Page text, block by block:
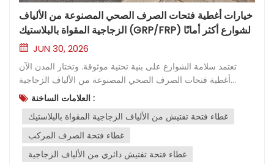
خيارات أغطية فتحات الصرف الصحي المصنوعة من الألياف
الزجاجية المقواة بالبلاستيك (GRP/FRP) لشوارع أكثر أمانًا
JUN 30, 2026
تعتمد سلامة الشوارع على بنية تحتية موثوقة. وتختار المدن الآن أغطية فتحات الصرف الصحي المصنوعة من الألياف الزجاجية المقواة بالبلاستيك (GRP/FRP) لما تتميز به من قوة ومقاومة للتآكل ومنع للسرقة. غطاء فتحة الصرف الصحي من شركة FEILONG بقطر 700 مم وطول 70 مم، مطابق للمواصفة الأوروبية EN124. غطاء فتحة تفتيش مركب يضع معياراً جديداً في المتانة والتعامل المريح، مما يضمن بقاء البيئات الحضرية آمنة لكل من المشاة والمركبات. ما هو غطاء فتحة التفتيش المصنوع من الألياف الزجاجية المقواة بالبلاستيك (GRP/FRP)؟ نظرة عامة على المواد A غطاء فتحة تفتيش من الألياف الزجاجية المقواة بالبلاستيك تستخدم هذه التقنية مواد مركبة متطورة لتقديم أداء فائق في البنية التحتية الحضرية. يشير اختصار GRP إلى البلاستيك المقوى بالألياف الزجاجية، بينما يشير FRP إلى البلاستيك المقوى بالألياف الزجاجية. تجمع كلتا المادتين بين الألياف الزجاجية وراتنج البوليمر، مما ينتج عنه هيكل قوي وخفيف الوزن. يقوم المصنعون بتشكيل هذه المواد في أغطية وإطارات تناسب مجموعة متنوعة من التطبيقات. والنتيجة هي منتج مقاوم للتآكل، ويتحمل الأحمال الثقيلة، ويحافظ على شكله بمرور الوقت. تختار العديد من المدن الآن غطاء فتحة تفتيش مصنوع من GRP/FRP لمتانته وكفاءته. ومن الأمثلة على ذلك غطاء فتحة التفتيش GRP بقطر 700 مم و... غطاء فتحة تفتيش دائري من الألياف الزجاجية تُظهر هذه المواد المركبة تنوع استخداماتها. كما يسمح غطاء فتحة التفتيش المركب بتخصيص الحجم واللون وملمس السطح. أهمية السلامة تُعدّ السلامة أولوية قصوى في أي شارع أو مكان عام. توفر أغطية فتحات الصرف الصحي المصنوعة من الألياف الزجاجية المقواة بالبلاستيك (GRP/FRP) العديد من الميزات التي تُعزز السلامة. يُقلل سطحها المانع للانزلاق من خطر الانزلاق والسقوط، خاصةً في الظروف الرطبة. كما يُتيح تصميمها خفيف الوزن للعمال رفعها وتركيبها دون الحاجة إلى آلات ثقيلة، مما يُقلل من احتمالية الإصابات في مكان العمل. تُقاوم هذه الأغطية السرقة لعدم وجود قيمة لها كخردة، على عكس البدائل المعدنية. وتضمن مقاومتها للتآكل موثوقية طويلة الأمد، حتى في البيئات القاسية. تستفيد المدن من تقليل عمليات الاستبدال والصيانة، مما يجعل الشوارع أكثر أمانًا للجميع. الأنواع والميزات تحميل الفئات والاستخدامات تتوفر أغطية فتحات التفتيش المصنوعة من الألياف الزجاجية المقواة بالبلاستيك (GRP/FRP) في عدة فئات تحميل، كل منها مصمم لبيئات محددة. A15مناسب لممرات المشاة والحدائق والمساحات الخضراء.B125: يستخدم في الممرات ومواقف السيارات والمناطق ذات حركة مرور المركبات الخفيفة.C250مثالي لتصريف المياه على جوانب الطرق والمناطق ذات الحركة المرورية المتوسطة.D400: مصممة للطرق السريعة والمواقع التي تكثر فيها المركبات الثقيلة. غطاء فتحة التفتيش المصنوع من الألياف الزجاجية المقواة بقطر 700 مم يلبي مجموعة واسعة من هذه التصنيفات، مما يجعله مناسبًا للمشاريع الجديدة وعمليات الاستبدال. يختار المهندسون فئة التحميل المناسبة بناءً على حركة المرور المتوقعة ومتطلبات الموقع. سطح مانع للانزلاق تعتمد السلامة على الطرق على تصميم الأسطح. تتميز معظم أغطية فتحات الصرف الصحي، بما في ذلك غطاء فتحة الصرف الصحي الدائري المصنوع من الألياف الزجاجية، بأسطح محكمة أو منقوشة. توفر هذه التصاميم ثباتًا ممتازًا، مما يقلل من خطر الانزلاق في الظروف الرطبة أو الزيتية. ملاحظة: تساعد الأسطح المانعة للانزلاق على منع الحوادث لكل من المشاة والعمال أثناء التركيب. تتيح الخيارات القابلة للتخصيص للمدن اختيار الألوان والأنماط التي تتناسب مع بيئتها أو علامتها التجارية. خيارات الإطار يؤثر تصميم الإطار على التركيب والأداء على المدى الطويل. تأتي إطارات أغطية فتحات الصرف الصحي المركبة بأشكال وأحجام متنوعة لتناسب مختلف أنواع الفتحات. توفر الإطارات الدائرية سهولة في المحاذاة والإغلاق.تُناسب الإطارات المربعة أو المستطيلة تصميمات مواقع محددة. توفر شركات تصنيع مثل FEILONG إطارات تتناسب مع البنية التحتية الحالية، مما يضمن ملاءمة آمنة وأداءً موثوقًا. فوائد لشوارع أكثر أمانًا القوة والمتانة توفر أغطية فتحات الصرف الصحي المصنوعة من الألياف الزجاجية المقواة بالبلاستيك (GRP/FRP) قوة استثنائية للبنية التحتية الحضرية. يصمم المهندسون هذه الأغطية لتحمل الأحمال الثقيلة وحركة المرور المستمرة. يقاوم الهيكل المركب التشقق والتشوه، حتى في ظل الظروف الصعبة. تتميز منتجات مثل غطاء فتحة الصرف الصحي المصنوع من الألياف الزجاجية المقواة بالبلاستيك (GRP) بقياس 700 مم بعمر خدمة طويل، يصل غالبًا إلى عقدين من الزمن. تقلل هذه المتانة من الحاجة إلى الاستبدال المتكرر، مما يساعد المدن على الحفاظ على شوارع أكثر أمانًا مع تقليل تعطيل حركة المرور. مقاومة للتآكل والسرقة تتميز المواد المركبة بمقاومة فائقة للتآكل. لا يؤثر المطر والمواد الكيميائية وأملاح الطرق على سلامة غطاء فتحة الصرف الصحي الدائري المصنوع من الألياف الزجاجية. على عكس الأغطية المعدنية، لا تصدأ هذه المنتجات ولا تتلف بمرور الوقت. كما أن عدم وجود قيمة خردة لها يردع السرقة، التي لا تزال مشكلة شائعة مع الأغطية المعدنية التقليدية. تستفيد المدن من تقليل عمليات الاستبدال وانخفاض خطر فتح الأغطية أو فقدانها، مما يُحسّن السلامة العامة. سهولة الحمل والتعامل غطاء فتحة التفتيش المركب أخف وزنًا بكثير من نظيره المصنوع من الحديد الزهر. يستطيع العمال رفع هذه الأغطية وتركيبها دون الحاجة إلى معدات ميكانيكية. هذه الميزة المريحة تقلل من خطر إصابات الظهر وتسرّع من مهام الصيانة. كما أن تصميمها خفيف الوزن يُسهّل نقلها وتخزينها. أغلفة فيلونغ تلبية الشهادات الدولية مثل ISO9001 و CE، مما يضمن معايير جودة وسلامة متسقة. نصيحة: تساعد الأغطية خفيفة الوزن فرق الصيانة على الاستجابة بسرعة لحالات الطوارئ، مما يحافظ على سلامة الشوارع وسهولة الوصول إليها. اختيار غطاء فتحة التفتيش المناسب المصنوع من الألياف الزجاجية المقواة بالبلاستيك تقييم احتياجات الموقع يبدأ اختيار غطاء فتحة التفتيش المناسب المصنوع من الألياف الزجاجية المقواة بالبلاستيك (GRP/FRP) بتقييم دقيق لموقع التركيب. يجب على المهندسين مراعاة نوع وحجم حركة المرور التي ستمر فوق الغطاء. بالنسبة لمناطق المشاة، غالبًا ما يوفر الغطاء ذو ​​فئة التحميل A15 قوة كافية. أما المناطق ذات حركة المركبات الخفيفة، مثل مواقف السيارات، فتتطلب فئة تحميل B125. بينما تحتاج الشوارع ذات حركة المرور المتوسطة أو الكثيفة إلى أغطية من فئة C250 أو D400. تلعب العوامل البيئية دورًا مهمًا أيضًا. تستفيد المواقع المعرضة للمواد الكيميائية أو المياه المالحة أو الظروف الجوية القاسية من مقاومة التآكل التي توفرها المواد المركبة. يجب أن يتطابق حجم وشكل فتحة التفتيش مع الغطاء والإطار. تتيح الخيارات القابلة للتخصيص، مثل تلك المتوفرة لغطاء فتحة التفتيش المصنوع من الألياف الزجاجية المقواة بالبلاستيك (GRP) بقياس 700 مم، ملاءمة دقيقة في كل من المشاريع الجديدة ومشاريع الاستبدال. نصيحة: قم دائمًا بقياس الفتحة الصافية وأبعاد الإطار قبل الطلب لضمان التوافق والسلامة. معايير السلامة يضمن الالتزام بمعايير السلامة أداءً موثوقًا وحمايةً للجمهور. تشير الشهادات الدولية، مثل ISO9001 وCE، إلى أن المنتج يفي بمتطلبات الجودة والسلامة الصارمة. قد تحدد اللوائح المحلية فئات دنيا للأحمال أو تصنيفات مقاومة الانزلاق للأسطح. ينبغي على المهندسين التحقق من أن الغطاء المختار يفي بهذه المعايير أو يتجاوزها. على سبيل المثال، يتميز غطاء فتحة التفتيش الدائري المصنوع من الألياف الزجاجية بسطح محكم يقلل من مخاطر الانزلاق في الظروف الرطبة. كما أن وضع العلامات المناسبة وإمكانية التتبع يساعدان في عمليات الفحص والصيانة المستقبلية. إن اختيار المنتجات المعتمدة يُظهر التزامًا بالسلامة والامتثال للوائح. تحقق من وجود شهادة EN124 أو شهادة معادلة.تأكد من متطلبات السطح المقاوم للانزلاق.تأكد من أن المنتج يحتوي على علامات تعريف واضحة. الصيانة والقيمة تعتمد القيمة طويلة الأجل على المتانة وسهولة الصيانة والتكلفة الإجمالية لدورة الحياة. غطاء فتحة التفتيش المركب مقاوم للتآكل ولا يصدأ، حتى في البيئات القاسية. هذه الميزة تقلل الحاجة إلى الاستبدال المتكرر وتخفض نفقات الصيانة. يسمح التصميم خفيف الوزن للعمال بالتعامل مع الأغطية وتركيبها دون معدات خاصة، مما يقلل تكاليف العمالة ويحد من خطر الإصابة. توفر العديد من الأغطية، مثل غطاء فتحة التفتيش المصنوع من الألياف الزجاجية المقواة بالبلاستيك، عمرًا افتراضيًا يصل إلى عشرين عامًا. خيارات التخصيص، بما في ذلك اللون والشعار، تضيف قيمة للبلديات وشركات المرافق. بمرور الوقت، يؤتي الاستثمار الأولي ثماره من خلال تقليل وقت التوقف عن العمل، وتقليل عمليات الاستبدال، وتحسين السلامة. ملاحظة: إن الاستثمار في الأغطية المركبة عالية الجودة يدعم البنية التحتية المستدامة ويحقق وفورات في التكاليف على مدى عمر المنتج. جدول مقارنة الخيارات يتطلب اختيار غطاء فتحة الصرف الصحي المناسب المصنوع من الألياف الزجاجية المقواة بالبلاستيك (GRP/FRP) فهمًا واضحًا للخيارات المتاحة. غالبًا ما يقارن المهندسون ومخططو المدن بين الأغطية بناءً على خصائصها وقدرتها على تحمل الأحمال وتحسينات السلامة. يوضح الجدول أدناه الخصائص الرئيسية للأنواع الشائعة، بما في ذلك غطاء فتحة الصرف الصحي الدائري المصنوع من الألياف الزجاجية، وغطاء فتحة الصرف الصحي المصنوع من الألياف الزجاجية المقواة بالبلاستيك (GRP) بقطر 700 مم، وغطاء فتحة الصرف الصحي المركب. نوع المنتجنطاق فئة التحميلميزة سطحيةتوافق الإطارفائدة السلامةالتطبيق النموذجيغطاء فتحة تفتيش دائري من الألياف الزجاجيةA15–D400سطح مانع للانزلاقدائري، مربعمقاوم للتآكل والسرقةشوارع المدن، والأرصفةغطاء فتحة تفتيش من الألياف الزجاجية المقواة بالبلاستيك (Grp) بقطر 700 ممA15–D400تشطيب قابل للتخصيصأشكال متعددةخفيف الوزن وسهل الاستخدامالممرات ومواقف السياراتغطاء فتحة تفتيش مركبA15–D400سطح منقوشمقاسات مخصصةعمر خدمة طويلغرف المرافق، الحدائقملاحظة: جميع الخيارات الواردة في الجدول تفي بمعايير السلامة الدولية وتوفر ميزات قابلة للتخصيص لتناسب متطلبات المواقع المختلفة. ينبغي على مخططي المدن مراجعة الجدول لمطابقة خصائص المنتج مع احتياجات المشروع. يُحسّن السطح المانع للانزلاق في كل نوع من أنواع الأغطية سلامة المشاة. كما يُسهّل التصميم خفيف الوزن عملية التركيب والصيانة. وتضمن مقاومة التآكل أداءً طويل الأمد، حتى في البيئات الصعبة. تدعم هذه الأغطية البنية التحتية المستدامة من خلال تقليل عدد مرات الاستبدال وخفض تكاليف الصيانة. تساعد المقارنة الدقيقة صناع القرار على اختيار الحل الأكثر فعالية لشوارع أكثر أماناً وبنية تحتية موثوقة. تُحسّن أغطية فتحات الصرف الصحي المصنوعة من الألياف الزجاجية المقواة بالبلاستيك (GRP/FRP) سلامة الشوارع بفضل متانتها ومقاومتها للتآكل ومنعها للسرقة. ينبغي على متخذي القرار اختيار خصائص الغطاء بما يتناسب مع احتياجات الموقع ومعايير السلامة. توفر الحلول المعتمدة والقابلة للتخصيص أداءً موثوقًا. وللحصول على أفضل النتائج، يُنصح باستشارة خبراء الصناعة أو الموردين للحصول على توصيات مُخصصة. التعليماتما الذي يجعل غطاء فتحة الصرف الصحي المركب أكثر أمانًا من الخيارات التقليدية؟تتميز أغطية فتحات الصرف الصحي المركبة بمقاومتها للتآكل والسرقة. كما يسهل على العمال التعامل معها بفضل تصميمها خفيف الوزن. وتستفيد المدن من تحسين السلامة وتقليل أعمال الصيانة. أين يمكن للمهندسين استخدام غطاء فتحة تفتيش من نوع Grp بقطر 700 مم؟يقوم المهندسون بتركيب أغطية فتحات الصرف الصحي المصنوعة من الألياف الزجاجية المقواة بالبلاستيك (Grp) بقطر 700 مم في الممرات ومواقف السيارات والمناطق ذات الحركة ال
العلامات الساخنة :
غطاء فتحة تفتيش من الألياف الزجاجية المقواة بالبلاستيك
غطاء فتحة الصرف المركب
غطاء فتحة تفتيش دائري من الألياف الزجاجية